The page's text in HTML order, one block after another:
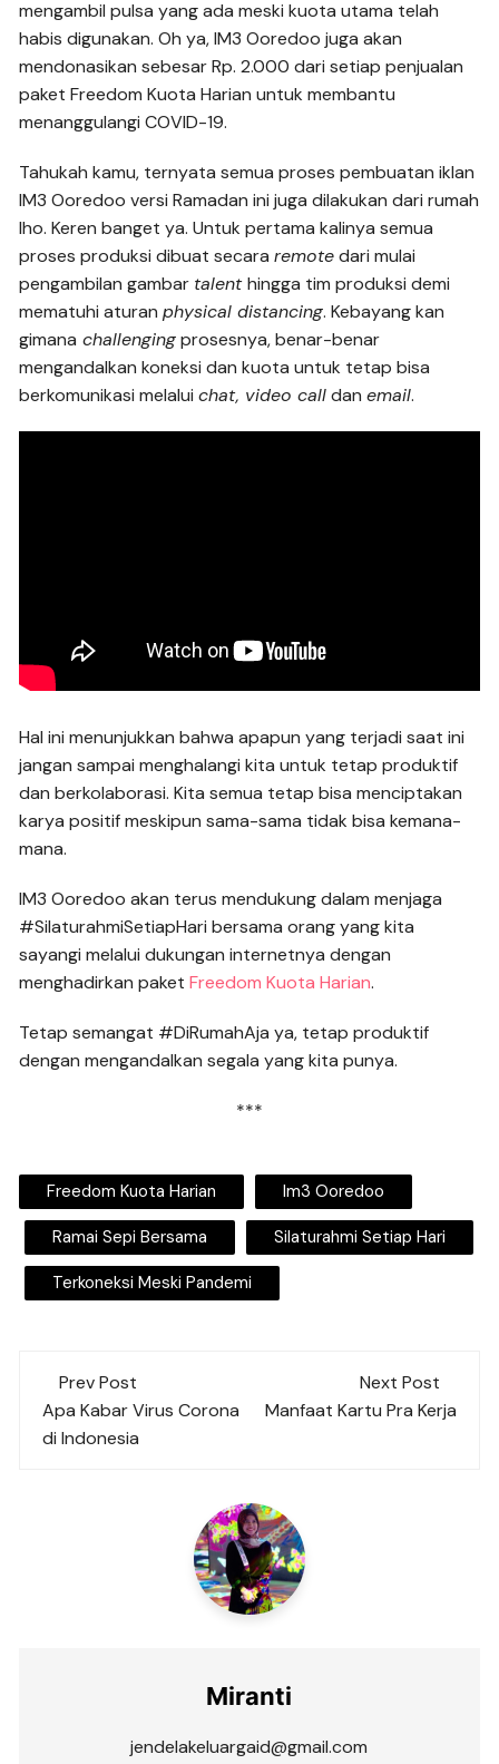
mengambil pulsa yang ada meski kuota utama telah
habis digunakan. Oh ya, IM3 Ooredoo juga akan
mendonasikan sebesar Rp. 2.000 dari setiap penjualan
paket Freedom Kuota Harian untuk membantu
menanggulangi COVID-19.
Tahukah kamu, ternyata semua proses pembuatan iklan
IM3 Ooredoo versi Ramadan ini juga dilakukan dari rumah
lho. Keren banget ya. Untuk pertama kalinya semua
proses produksi dibuat secararemotedari mulai
pengambilan gambar talenthingga tim produksi demi
mematuhi aturanphysical distancing. Kebayang kan
gimana challengingprosesnya, benar-benar
mengandalkan koneksi dan kuota untuk tetap bisa
berkomunikasi melaluichat, video calldanemail.
Hal ini menunjukkan bahwa apapun yang terjadi saat ini
jangan sampai menghalangi kita untuk tetap produktif
dan berkolaborasi. Kita semua tetap bisa menciptakan
karya positif meskipun sama-sama tidak bisa kemana-
mana.
IM3 Ooredoo akan terus mendukung dalam menjaga
#SilaturahmiSetiapHari bersama orang yang kita
sayangi melalui dukungan internetnya dengan
menghadirkan paketFreedom Kuota Harian.
Tetap semangat #DiRumahAja ya, tetap produktif
dengan mengandalkan segala yang kita punya.
***
Freedom Kuota Harian Im3 Ooredoo
Ramai Sepi Bersama Silaturahmi Setiap Hari
Terkoneksi Meski Pandemi
Post
navigation
Prev Post
Apa Kabar Virus Corona
di Indonesia
Next Post
Manfaat Kartu Pra Kerja
Miranti
jendelakeluargaid@gmail.com